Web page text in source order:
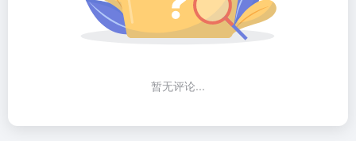
暂无评论...